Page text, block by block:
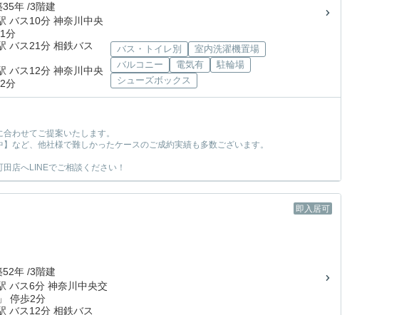
年 /3階建
バス10分 神奈川中央
分
バス21分 相鉄バス
バス12分 神奈川中央
分
バス・トイレ別
室内洗濯機置場
バルコニー
電気有
駐輪場
シューズボックス
わせてご提案いたします。
など、他社様で難しかったケースのご成約実績も多数ございます。
店へLINEでご相談ください！
即入居可
年 /3階建
バス6分 神奈川中央交
停歩2分
バス12分 相鉄バス